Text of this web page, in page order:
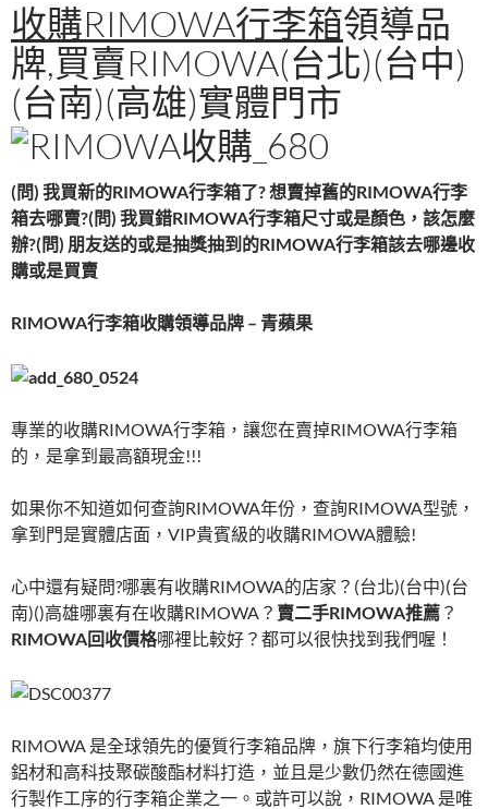
收購RIMOWA行李箱領導品
牌,買賣RIMOWA(台北)(台中)
(台南)(高雄)實體門市
(問) 我買新的RIMOWA行李箱了? 想賣掉舊的RIMOWA行李
箱去哪賣?(問) 我買錯RIMOWA行李箱尺寸或是顏色，該怎麼
辦?(問) 朋友送的或是抽獎抽到的RIMOWA行李箱該去哪邊收
購或是買賣
RIMOWA行李箱收購領導品牌 – 青蘋果
專業的收購RIMOWA行李箱，讓您在賣掉RIMOWA行李箱
的，是拿到最高額現金!!!
如果你不知道如何查詢RIMOWA年份，查詢RIMOWA型號，
拿到門是實體店面，VIP貴賓級的收購RIMOWA體驗!
心中還有疑問?哪裏有收購RIMOWA的店家？(台北)(台中)(台
南)()高雄哪裏有在收購RIMOWA？ 賣二手RIMOWA推薦 ？
RIMOWA回收價格哪裡比較好？都可以很快找到我們喔！
RIMOWA 是全球領先的優質行李箱品牌，旗下行李箱均使用
鋁材和高科技聚碳酸酯材料打造，並且是少數仍然在德國進
行製作工序的行李箱企業之一。或許可以說，RIMOWA 是唯